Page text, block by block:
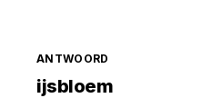
ANTWOORD
ijsbloem